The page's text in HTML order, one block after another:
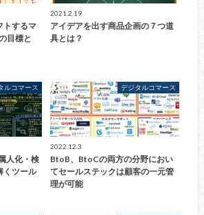
トするマ
目標と
2021.2.19
アイデアを出す商品企画の７つ道
具とは？
ルコマース
人化・検
くツール
デジタルコマース
2022.12.3
BtoB、BtoCの両方の分野におい
てセールステックは顧客の一元管
理が可能